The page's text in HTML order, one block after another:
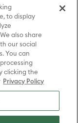
Inc. (sXX); CHILLING
Bros.
characters and
with permission.
elements © & ™ Castle
Bros.
THE HOBBIT: AN
OF SMAUG,
THE LORD OF THE
OF THE RINGS: THE
OF THE KING
and places therein are
Enterprises
© Warner Bros.
WILD THINGS ARE
to display
also share
our social
You can
clicking the
Privacy Policy